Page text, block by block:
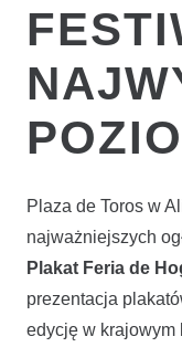
Plaza de Toros w
najważniejszych
Plakat Feria de
prezentacja
edycję w krajowym